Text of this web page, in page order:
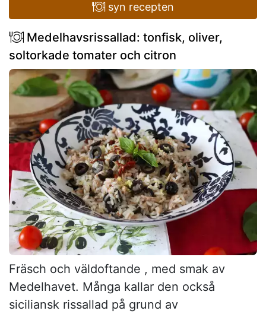
syn recepten
Medelhavsrissallad: tonfisk, oliver,
soltorkade tomater och citron
Fräsch och väldoftande , med smak av
Medelhavet. Många kallar den också
siciliansk rissallad på grund av